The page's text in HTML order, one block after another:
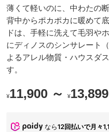
薄くて軽いのに、中わたの
背中からポカポカに暖めて
ドは、手軽に洗えて毛羽や
にディノスのシンサレート
よるアレル物質・ハウスダ
す。
¥11,900 ～¥13,899
なら12回払いで月々